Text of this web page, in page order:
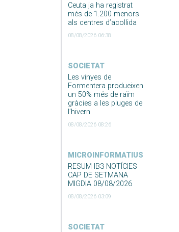
Ceuta ja ha registrat
més de 1.200 menors
als centres d’acollida
08/08/2026 06:38
SOCIETAT
Les vinyes de
Formentera produeixen
un 50% més de raïm
gràcies a les pluges de
l’hivern
08/08/2026 08:26
MICROINFORMATIUS
RESUM IB3 NOTÍCIES
CAP DE SETMANA
MIGDIA 08/08/2026
08/08/2026 03:09
SOCIETAT